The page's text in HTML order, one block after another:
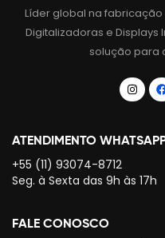
Líder global na
Digitalizadoras e
solução para
ATENDIMENTO
+55 (11) 93074-8712
Seg. à Sexta das 9h às 17h
FALE CONOSCO